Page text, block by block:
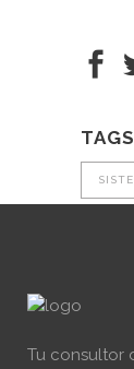
Tu consultor